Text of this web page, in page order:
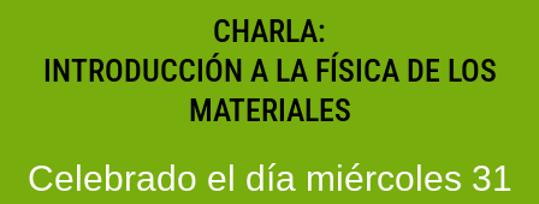
contenido
CHARLA:
INTRODUCCIÓN A LA FÍSICA DE LOS
MATERIALES
Celebrado el día miércoles 31